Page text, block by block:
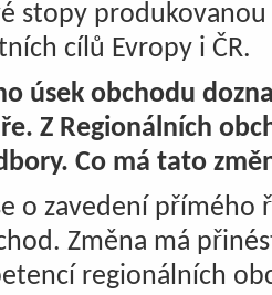
stopy
cílů Evropy i ČR.
úsek obchodu
Z Regionálních
Co má tato
o zavedení přímého
Změna má
regionálních